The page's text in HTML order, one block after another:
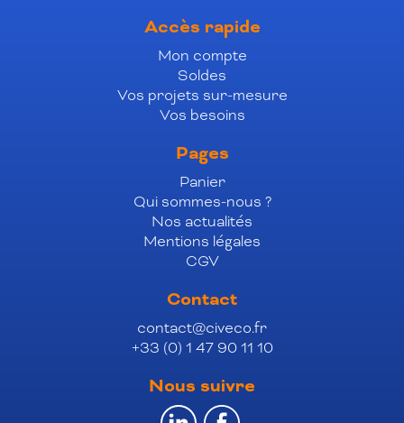
Accès rapide
Mon compte
Soldes
Vos projets sur-mesure
Vos besoins
Pages
Panier
Qui sommes-nous ?
Nos actualités
Mentions légales
CGV
Contact
contact@civeco.fr
+33 (0) 1 47 90 11 10
Nous suivre